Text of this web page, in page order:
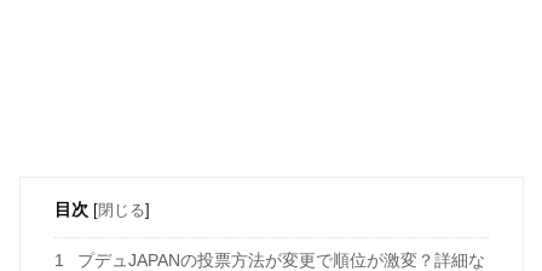
目次 [閉じる]
1
プデュJAPANの投票方法が変更で順位が激変？詳細な